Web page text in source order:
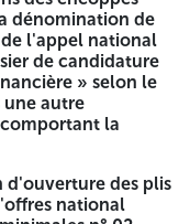
de la commune de
un jour férié ou un
des offres est
les
à l'ouverture des plis
limite de dépôt des
aziz (salle de
resteront
jours plus (10) jour
de la date de la
19/03/2026
dénomination de
l'appel national
de candidature
» selon le
une autre
la
d'ouverture des plis
national